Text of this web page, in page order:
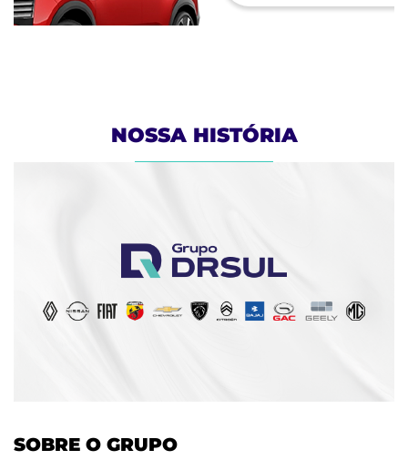
NOSSA HISTÓRIA
SOBRE O GRUPO